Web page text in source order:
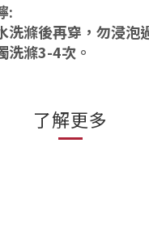
:
洗滌後再穿，勿浸泡
洗滌3-4次。
了解更多